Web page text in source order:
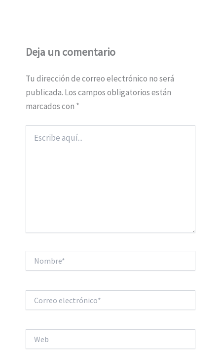
Deja un comentario
Tu dirección de correo electrónico no será
publicada. Los campos obligatorios están
marcados con *
aquí...
electrónico*